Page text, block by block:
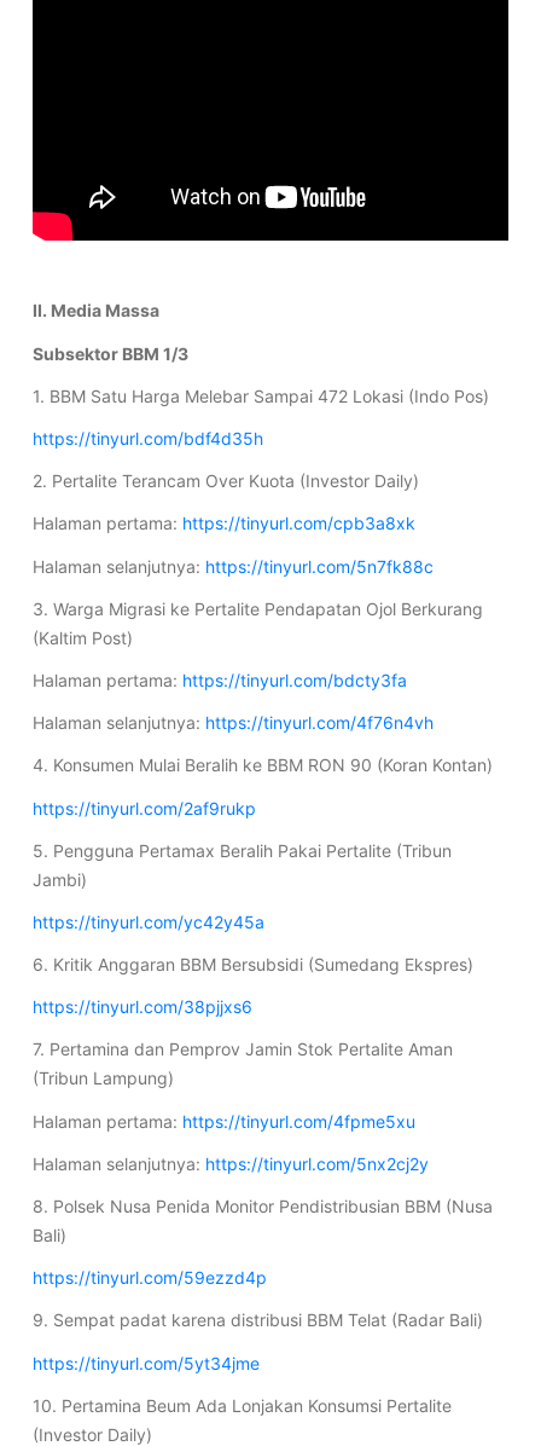
II. Media Massa
Subsektor BBM 1/3
1. BBM Satu Harga Melebar Sampai 472 Lokasi (Indo Pos)
https://tinyurl.com/bdf4d35h
2. Pertalite Terancam Over Kuota (Investor Daily)
Halaman pertama: https://tinyurl.com/cpb3a8xk
Halaman selanjutnya: https://tinyurl.com/5n7fk88c
3. Warga Migrasi ke Pertalite Pendapatan Ojol Berkurang
(Kaltim Post)
Halaman pertama: https://tinyurl.com/bdcty3fa
Halaman selanjutnya: https://tinyurl.com/4f76n4vh
4. Konsumen Mulai Beralih ke BBM RON 90 (Koran Kontan)
https://tinyurl.com/2af9rukp
5. Pengguna Pertamax Beralih Pakai Pertalite (Tribun
Jambi)
https://tinyurl.com/yc42y45a
6. Kritik Anggaran BBM Bersubsidi (Sumedang Ekspres)
https://tinyurl.com/38pjjxs6
7. Pertamina dan Pemprov Jamin Stok Pertalite Aman
(Tribun Lampung)
Halaman pertama: https://tinyurl.com/4fpme5xu
Halaman selanjutnya: https://tinyurl.com/5nx2cj2y
8. Polsek Nusa Penida Monitor Pendistribusian BBM (Nusa
Bali)
https://tinyurl.com/59ezzd4p
9. Sempat padat karena distribusi BBM Telat (Radar Bali)
https://tinyurl.com/5yt34jme
10. Pertamina Beum Ada Lonjakan Konsumsi Pertalite
(Investor Daily)